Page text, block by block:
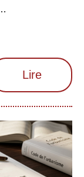
Lire